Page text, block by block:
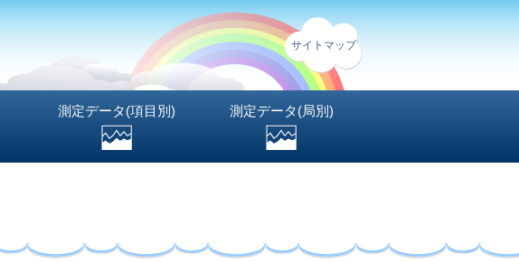
サイトマップ
測定データ(項目別) 測定データ(局別)